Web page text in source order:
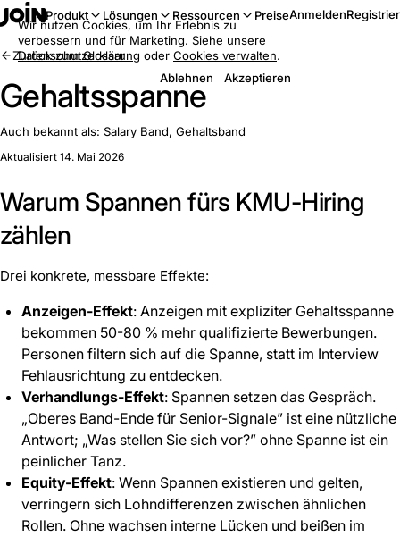
Produkt Lösungen Ressourcen PreiseAnmelden
Zurück zum Glossar
Gehaltsspanne
Auch bekannt als: Salary Band, Gehaltsband
Aktualisiert 14. Mai 2026
Warum Spannen fürs KMU-Hiring
zählen
Drei konkrete, messbare Effekte:
Anzeigen-Effekt: Anzeigen mit expliziter Gehaltsspanne
bekommen 50-80 % mehr qualifizierte Bewerbungen.
Personen filtern sich auf die Spanne, statt im Interview
Fehlausrichtung zu entdecken.
Verhandlungs-Effekt: Spannen setzen das Gespräch.
„Oberes Band-Ende für Senior-Signale” ist eine nützliche
Antwort; „Was stellen Sie sich vor?” ohne Spanne ist ein
peinlicher Tanz.
Equity-Effekt: Wenn Spannen existieren und gelten,
verringern sich Lohndifferenzen zwischen ähnlichen
Rollen. Ohne wachsen interne Lücken und beißen im
Wir nutzen Cookies, um Ihr Erlebnis zu
verbessern und für Marketing. Siehe unsere
Datenschutzerklärung oder Cookies verwalten.
Ablehnen
Akzeptieren